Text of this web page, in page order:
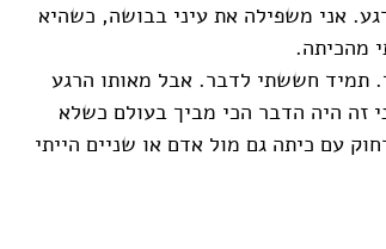
אני משפילה את עיני בבושה, כשהיא
מהכיתה.
תמיד חששתי לדבר. אבל מאותו הרגע
זה היה הדבר הכי מביך בעולם כשלא
עם כיתה גם מול אדם או שניים הייתי